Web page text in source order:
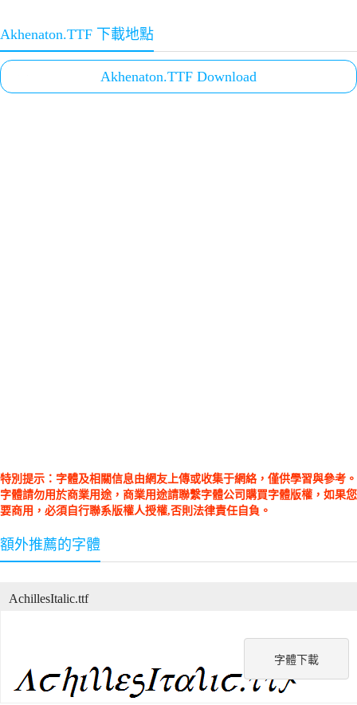
Akhenaton.TTF 下載地點
Akhenaton.TTF Download
特別提示：字體及相關信息由網友上傳或收集于網絡，僅供學習與參考。
字體請勿用於商業用途，商業用途請聯繫字體公司購買字體版權，如果您
要商用，必須自行聯系版權人授權,否則法律責任自負。
額外推薦的字體
字體下載
AchillesItalic.ttf